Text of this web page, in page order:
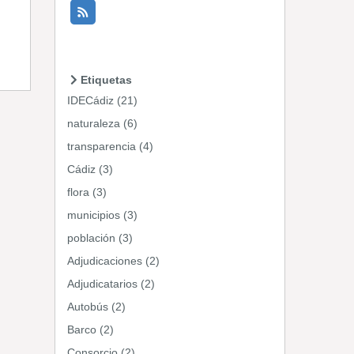
Etiquetas
IDECádiz (21)
naturaleza (6)
transparencia (4)
Cádiz (3)
flora (3)
municipios (3)
población (3)
Adjudicaciones (2)
Adjudicatarios (2)
Autobús (2)
Barco (2)